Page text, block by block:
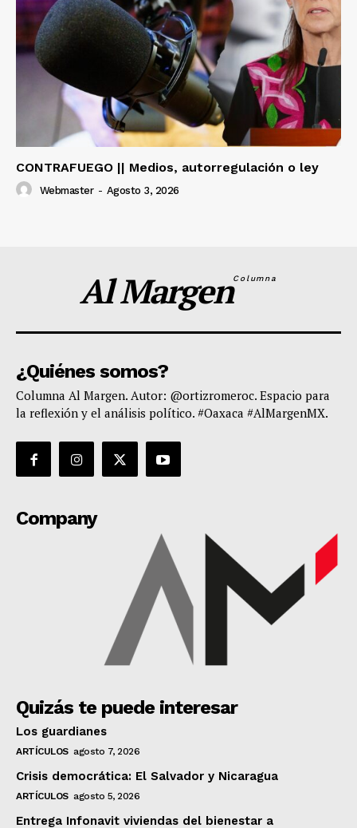
CONTRAFUEGO || Medios, autorregulación o ley
Webmaster - Agosto 3, 2026
Al MargenColumna
¿Quiénes somos?
Columna Al Margen. Autor: @ortizromeroc. Espacio para
la reflexión y el análisis político. #Oaxaca #AlMargenMX.
Company
Quizás te puede interesar
Los guardianes
ARTÍCULOS agosto 7, 2026
Crisis democrática: El Salvador y Nicaragua
ARTÍCULOS agosto 5, 2026
Entrega Infonavit viviendas del bienestar a